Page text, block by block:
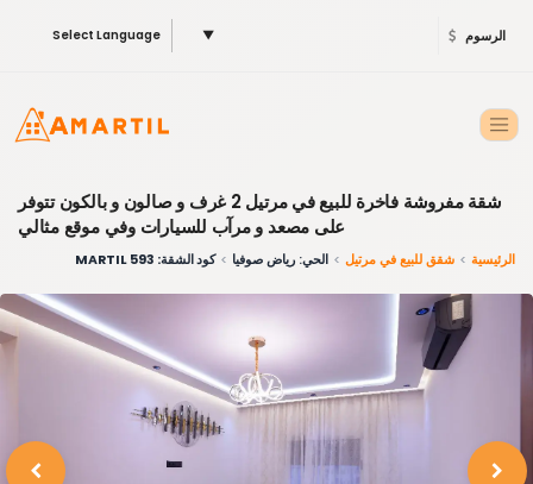
Select Language ▼ الرسوم
شقة مفروشة فاخرة للبيع في مرتيل 2 غرف و صالون و بالكون تتوفر
على مصعد و مرآب للسيارات وفي موقع مثالي
الرئيسية شقق للبيع في مرتيل الحي: رياض صوفيا كود الشقة: 593 MARTIL